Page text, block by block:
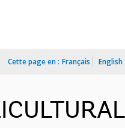
Cette page en : Français English